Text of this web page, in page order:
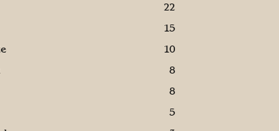
22
15
10
8
8
5